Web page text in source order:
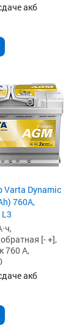
акб
Varta Dynamic
760A,
[- +],
760 А,
акб